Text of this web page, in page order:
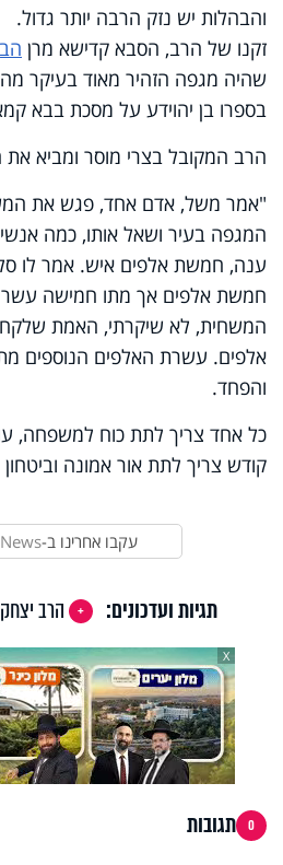
והבהלות יש נזק הרבה יותר גדול.
זקנו של הרב, הסבא קדישא מרן
שהיה מגפה הזהיר מאוד בעיקר
בספרו בן יהוידע על מסכת בבא
הרב המקובל בצרי מוסר ומביא את
"אמר משל, אדם אחד, פגש את
המגפה בעיר ושאל אותו, כמה
ענה, חמשת אלפים איש. אמר לו
חמשת אלפים אך מתו חמישה
המשחית, לא שיקרתי, האמת
אלפים. עשרת האלפים הנוספים
והפחד.
כל אחד צריך לתת כוח למשפחה,
קודש צריך לתת אור אמונה
עקבו אחרינו ב-News
תגיות ועדכונים: הרב
X
0 תגובות